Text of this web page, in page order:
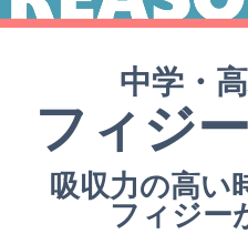
中学・
フィジ
吸収力の高い
フィジー